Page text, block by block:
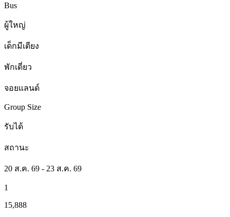
Bus
ผู้ใหญ่
เด็กมีเตียง
พักเดี่ยว
จอยแลนด์
Group Size
รับได้
สถานะ
20 ส.ค. 69 - 23 ส.ค. 69
1
15,888